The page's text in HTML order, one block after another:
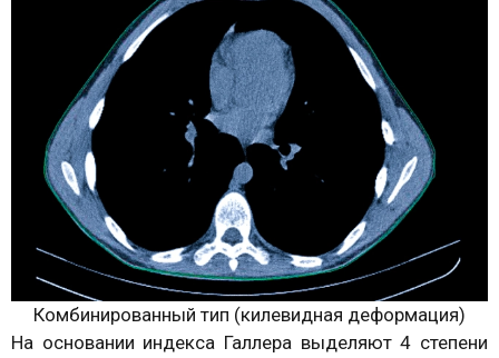
Комбинированный тип (килевидная деформация)
На основании индекса Галлера выделяют 4 степени